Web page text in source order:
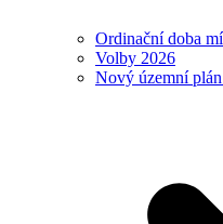
Ordinační doba
Volby 2026
Nový územní